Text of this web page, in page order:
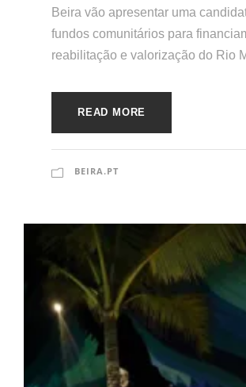
Beira vão apresentar uma
fundos comunitários para
reabilitação e valorização do Rio
READ MORE
BEIRA.PT